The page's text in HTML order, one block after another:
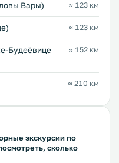
Вары) ≈ 123 км
≈ 123 км
Будеёвице
≈ 152 км
≈ 210 км
экскурсии по
сколько